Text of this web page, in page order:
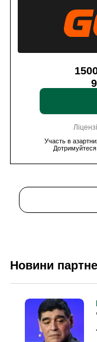
Участь в
Дотримуйтеся